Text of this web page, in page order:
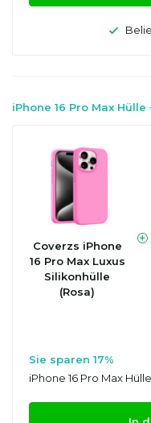
iPhone 16 Pro Max
Coverzs iPhone
16 Pro Max Luxus
Silikonhülle
(Rosa)
Sie sparen 17%
iPhone 16 Pro Max